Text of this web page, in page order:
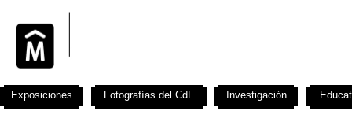
Exposiciones Fotografías del CdF Investigación